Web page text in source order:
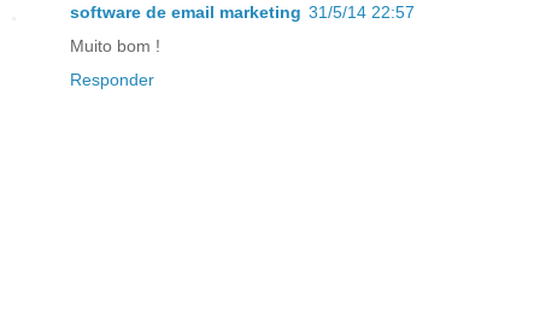
software de email marketing 31/5/14 22:57
Muito bom !
Responder